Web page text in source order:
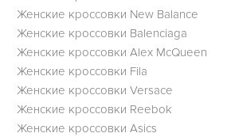
Женские кроссовки New Balance
Женские кроссовки Balenciaga
Женские кроссовки Alex McQueen
Женские кроссовки Fila
Женские кроссовки Versace
Женские кроссовки Reebok
Женские кроссовки Asics